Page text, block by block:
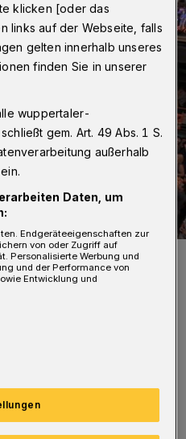
2017 im Brauhaus.
Studioalbum „Su
Gäste sind
klicken [oder das
links auf der Webseite, falls
gelten innerhalb unseres
finden Sie in unserer
wuppertaler-
gem. Art. 49 Abs. 1 S.
außerhalb
Daten, um
Endgeräteeigenschaften zur
von oder Zugriff auf
Personalisierte Werbung und
und der Performance von
Entwicklung und